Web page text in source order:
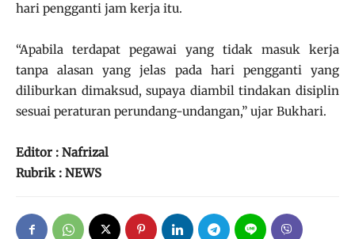
hari pengganti jam kerja itu.
“Apabila terdapat pegawai yang tidak masuk kerja
tanpa alasan yang jelas pada hari pengganti yang
diliburkan dimaksud, supaya diambil tindakan disiplin
sesuai peraturan perundang-undangan,” ujar Bukhari.
Editor : Nafrizal
Rubrik : NEWS